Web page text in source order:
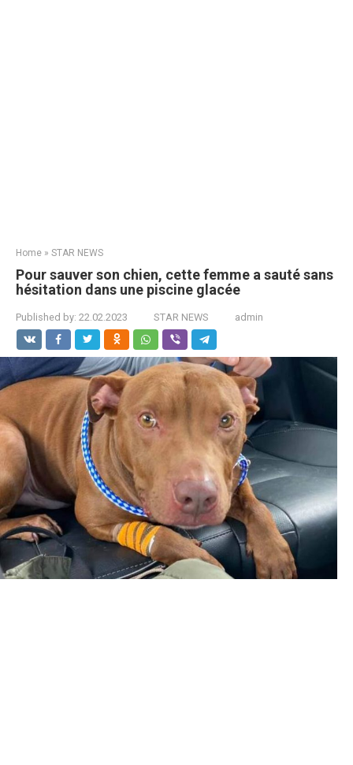
Home » STAR NEWS
Pour sauver son chien, cette femme a sauté sans
hésitation dans une piscine glacée
Published by: 22.02.2023 STAR NEWS admin